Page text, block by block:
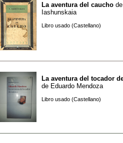
La aventura del caucho
Iashunskaia
Libro usado (Castellano)
La aventura del tocador
de Eduardo Mendoza
Libro usado (Castellano)